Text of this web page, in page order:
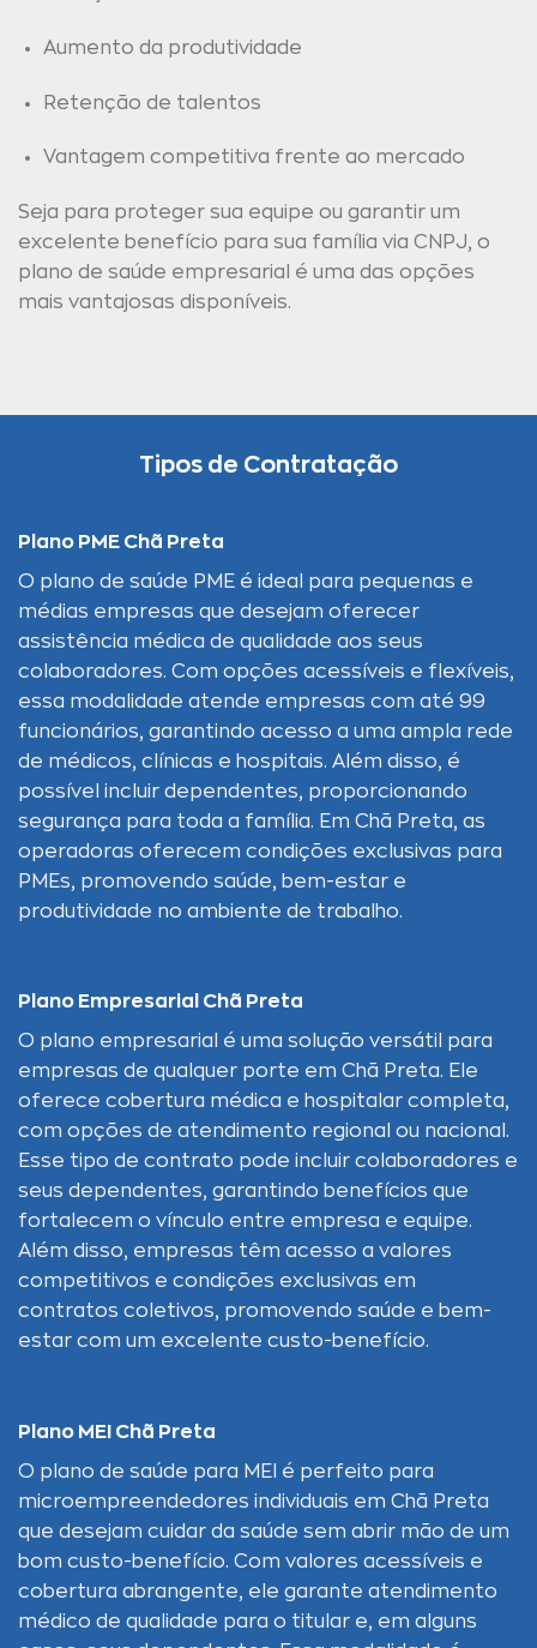
Aumento da produtividade
Retenção de talentos
Vantagem competitiva frente ao mercado
Seja para proteger sua equipe ou garantir um
excelente benefício para sua família via CNPJ, o
plano de saúde empresarial é uma das opções
mais vantajosas disponíveis.
Tipos de Contratação
Plano PME Chã Preta
O plano de saúde PME é ideal para pequenas e
médias empresas que desejam oferecer
assistência médica de qualidade aos seus
colaboradores. Com opções acessíveis e flexíveis,
essa modalidade atende empresas com até 99
funcionários, garantindo acesso a uma ampla rede
de médicos, clínicas e hospitais. Além disso, é
possível incluir dependentes, proporcionando
segurança para toda a família. Em Chã Preta, as
operadoras oferecem condições exclusivas para
PMEs, promovendo saúde, bem-estar e
produtividade no ambiente de trabalho.
Plano Empresarial Chã Preta
O plano empresarial é uma solução versátil para
empresas de qualquer porte em Chã Preta. Ele
oferece cobertura médica e hospitalar completa,
com opções de atendimento regional ou nacional.
Esse tipo de contrato pode incluir colaboradores e
seus dependentes, garantindo benefícios que
fortalecem o vínculo entre empresa e equipe.
Além disso, empresas têm acesso a valores
competitivos e condições exclusivas em
contratos coletivos, promovendo saúde e bem-
estar com um excelente custo-benefício.
Plano MEI Chã Preta
O plano de saúde para MEI é perfeito para
microempreendedores individuais em Chã Preta
que desejam cuidar da saúde sem abrir mão de um
bom custo-benefício. Com valores acessíveis e
cobertura abrangente, ele garante atendimento
médico de qualidade para o titular e, em alguns